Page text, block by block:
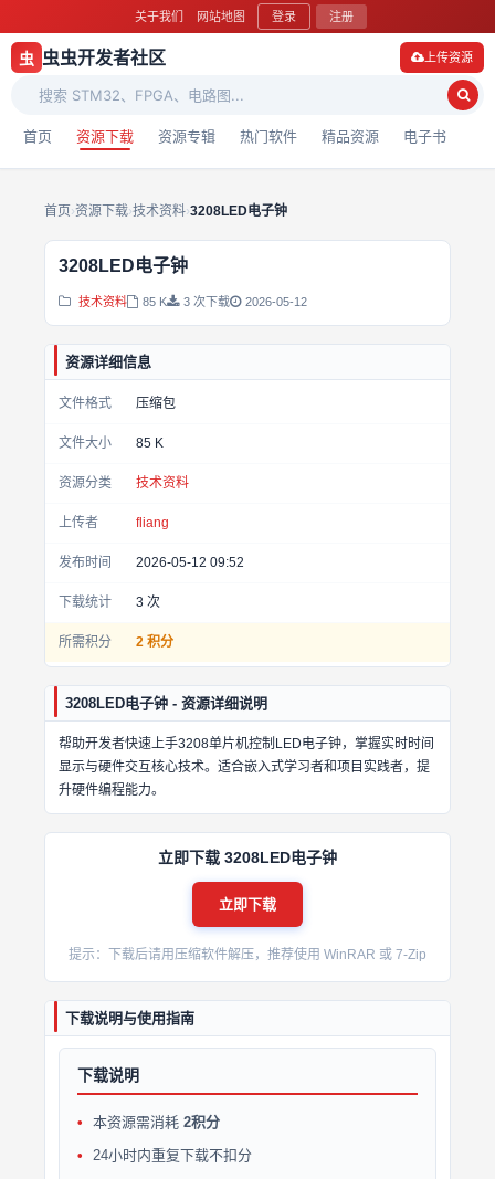
关于我们 网站地图 登录 注册
虫 虫虫开发者社区
首页 资源下载 资源专辑 热门软件 精品资源 电子书
上传资源
首页›资源下载›技术资料›3208LED电子钟
3208LED电子钟
技术资料 85 K 3 次下载 2026-05-12
资源详细信息
文件格式 压缩包
文件大小 85 K
资源分类 技术资料
上传者 fliang
发布时间 2026-05-12 09:52
下载统计 3 次
所需积分 2 积分
3208LED电子钟 - 资源详细说明
帮助开发者快速上手3208单片机控制LED电子钟，掌握实时时间
显示与硬件交互核心技术。适合嵌入式学习者和项目实践者，提
升硬件编程能力。
立即下载 3208LED电子钟
立即下载
提示：下载后请用压缩软件解压，推荐使用 WinRAR 或 7-Zip
下载说明与使用指南
下载说明
本资源需消耗 2积分
24小时内重复下载不扣分